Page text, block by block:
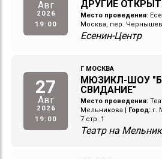
Авг
2026
19:00
ДРУГИЕ
Место проведения:
Москва, пер.
Есенин-Центр
27
Авг
2026
19:00
Г МОСКВА
МЮЗИКЛ-ШОУ
СВИДАНИЕ"
Место проведения:
Мельникова
Город: г.
7 стр. 1
Театр на